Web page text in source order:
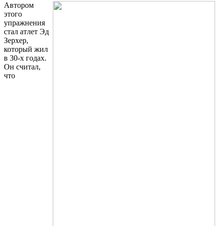
Автором
этого
упражнения
стал атлет Эд
Зерхер,
который жил
в 30-х годах.
Он считал,
что